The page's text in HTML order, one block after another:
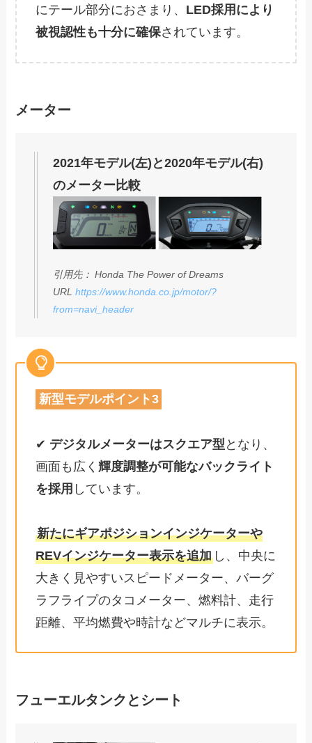
にテール部分におさまり、 LED採用により
被視認性も十分に確保されています。
メーター
2021年モデル(左)と2020年モデル(右)
のメーター比較
引用先： Honda The Power of Dreams
URLhttps://www.honda.co.jp/motor/?
from=navi_header
新型モデルポイント3
✔ デジタルメーターはスクエア型 となり、
画面も広く輝度調整が可能なバックライト
を採用 しています。
新たにギアポジションインジケーターや
REVインジケーター表示を追加 し、中央に
大きく見やすいスピードメーター、バーグ
ラフライプのタコメーター、燃料計、走行
距離、平均燃費や時計などマルチに表示。
フューエルタンクとシート